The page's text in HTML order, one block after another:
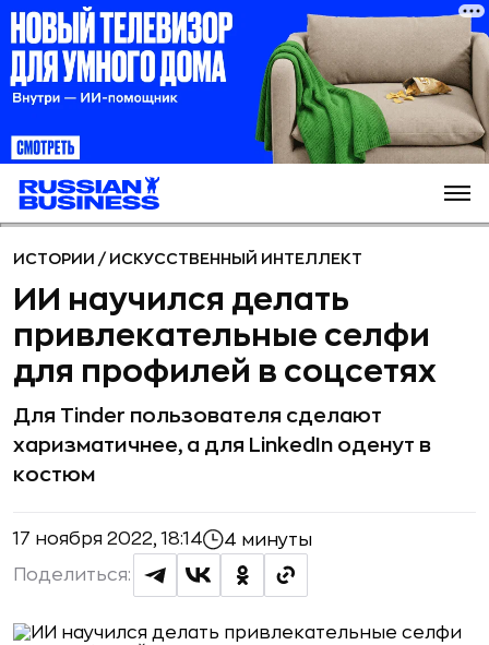
ИСТОРИИ / ИСКУССТВЕННЫЙ ИНТЕЛЛЕКТ
ИИ научился делать
привлекательные селфи
для профилей в соцсетях
Для Tinder пользователя сделают
харизматичнее, а для LinkedIn оденут в
костюм
17 ноября 2022, 18:14 4 минуты
Поделиться: